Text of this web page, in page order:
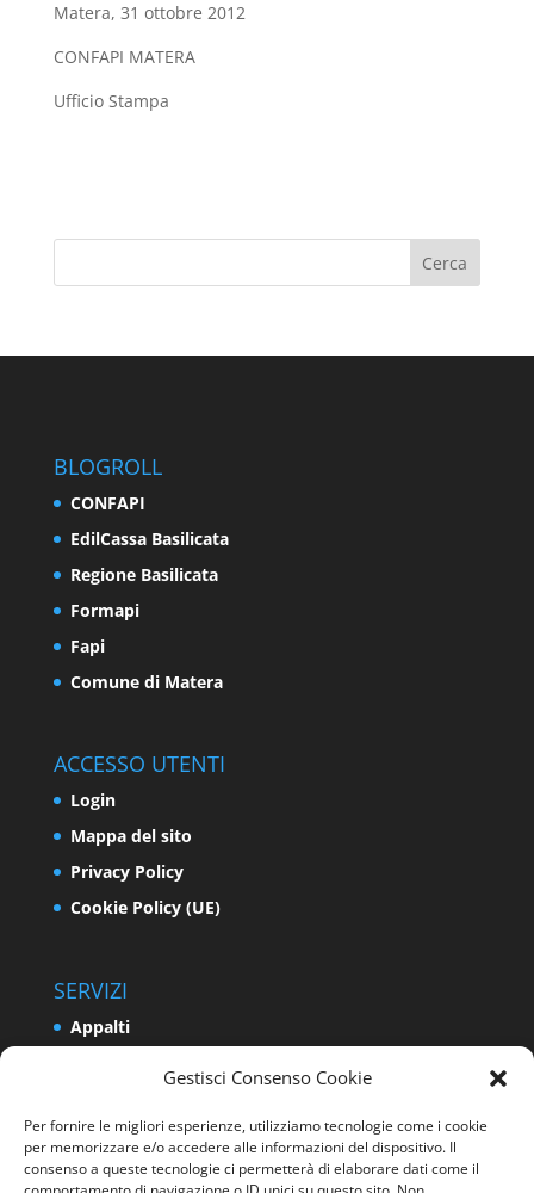
Gestisci Consenso Cookie
Per fornire le migliori esperienze, utilizziamo tecnologie come i cookie
per memorizzare e/o accedere alle informazioni del dispositivo. Il
consenso a queste tecnologie ci permetterà di elaborare dati come il
Matera, 31 ottobre 2012
CONFAPI MATERA
Ufficio Stampa
BLOGROLL
CONFAPI
EdilCassa Basilicata
Regione Basilicata
Formapi
Fapi
Comune di Matera
ACCESSO UTENTI
Login
Mappa del sito
Privacy Policy
Cookie Policy (UE)
SERVIZI
Appalti
Impresa
Programmazione e Sviluppo del Territorio